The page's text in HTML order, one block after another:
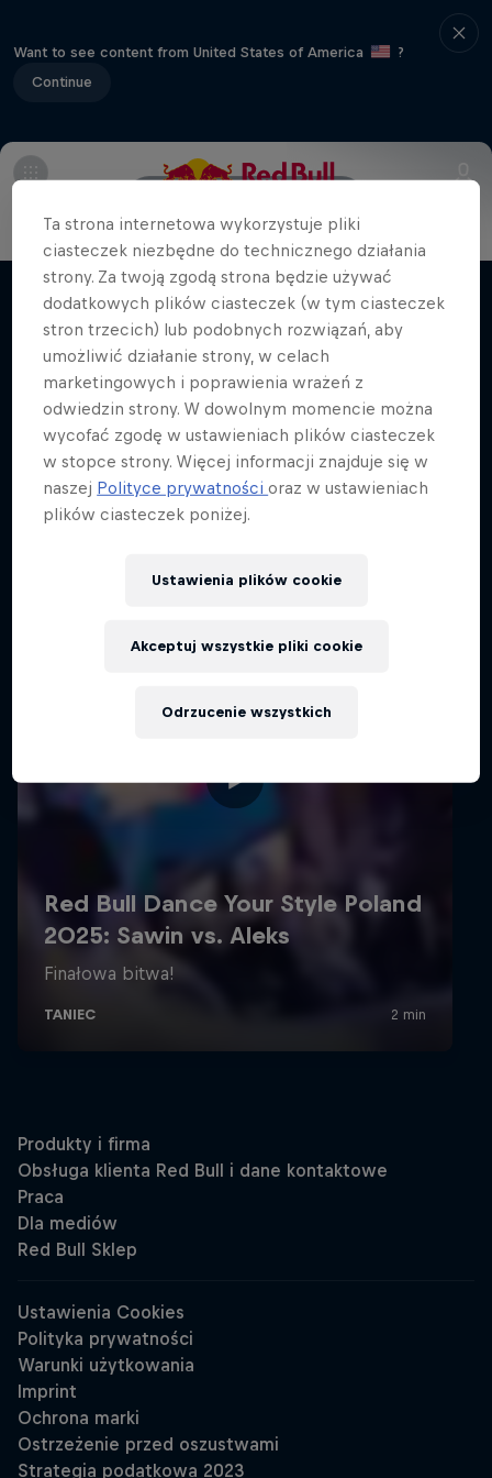
Want to see content from United States of America
?
Continue
Filmy i programy
Z ulicy na stadiony
Breaking: taniec, kultura czy sport?
TANIEC
Zobacz więcej
Ta strona internetowa wykorzystuje pliki
ciasteczek niezbędne do technicznego działania
strony. Za twoją zgodą strona będzie używać
dodatkowych plików ciasteczek (w tym ciasteczek
stron trzecich) lub podobnych rozwiązań, aby
umożliwić działanie strony, w celach
marketingowych i poprawienia wrażeń z
odwiedzin strony. W dowolnym momencie można
wycofać zgodę w ustawieniach plików ciasteczek
w stopce strony. Więcej informacji znajduje się w
naszej Polityce prywatnościoraz w ustawieniach
plików ciasteczek poniżej.
Ustawienia plików cookie
Odrzucenie wszystkich
Akceptuj wszystkie pliki cookie